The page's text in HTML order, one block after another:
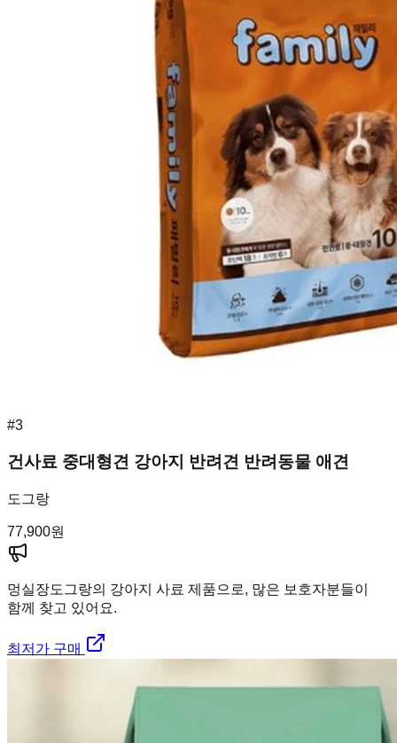
#3
건사료 중대형견 강아지 반려견 반려동물 애견
도그랑
77,900원
멍실장도그랑의 강아지 사료 제품으로, 많은 보호자분들이
함께 찾고 있어요.
최저가 구매